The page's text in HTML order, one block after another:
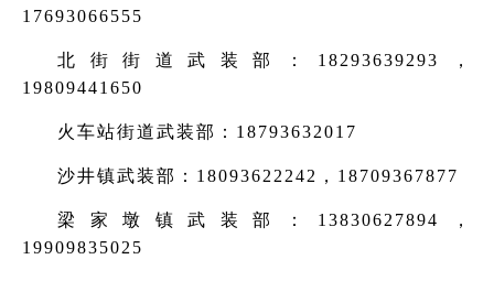
17693066555
北街街道武装部：18293639293，
19809441650
火车站街道武装部：18793632017
沙井镇武装部：18093622242，18709367877
梁家墩镇武装部：13830627894，
19909835025